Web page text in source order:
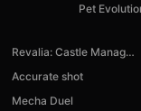
Pet
Revalia: Castle Manager RPG
Accurate shot
Mecha Duel